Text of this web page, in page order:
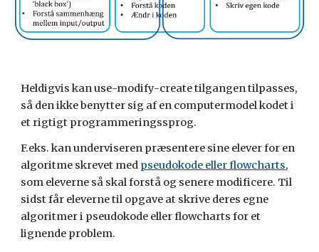
Heldigvis kan use-modify-create tilgangen tilpasses,
så den ikke benytter sig af en computermodel kodet i
et rigtigt programmeringssprog.
F.eks. kan underviseren præsentere sine elever for en
algoritme skrevet med pseudokode eller flowcharts,
som eleverne så skal forstå og senere modificere. Til
sidst får eleverne til opgave at skrive deres egne
algoritmer i pseudokode eller flowcharts for et
lignende problem.